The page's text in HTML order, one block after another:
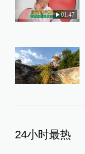
01:47
24小时最热